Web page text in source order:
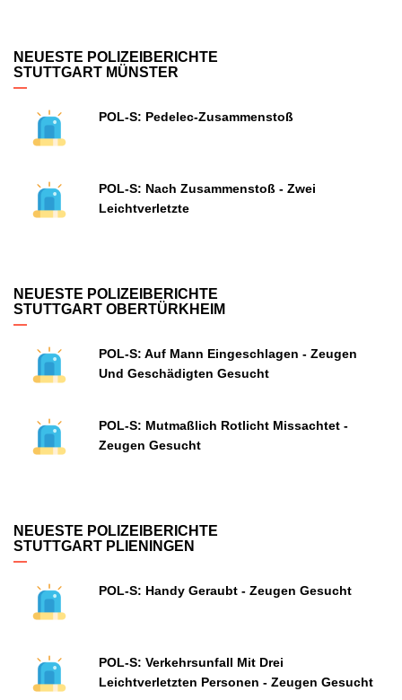
NEUESTE POLIZEIBERICHTE
STUTTGART MÜNSTER
POL-S: Pedelec-Zusammenstoß
POL-S: Nach Zusammenstoß - Zwei
Leichtverletzte
NEUESTE POLIZEIBERICHTE
STUTTGART OBERTÜRKHEIM
POL-S: Auf Mann Eingeschlagen - Zeugen
Und Geschädigten Gesucht
POL-S: Mutmaßlich Rotlicht Missachtet -
Zeugen Gesucht
NEUESTE POLIZEIBERICHTE
STUTTGART PLIENINGEN
POL-S: Handy Geraubt - Zeugen Gesucht
POL-S: Verkehrsunfall Mit Drei
Leichtverletzten Personen - Zeugen Gesucht